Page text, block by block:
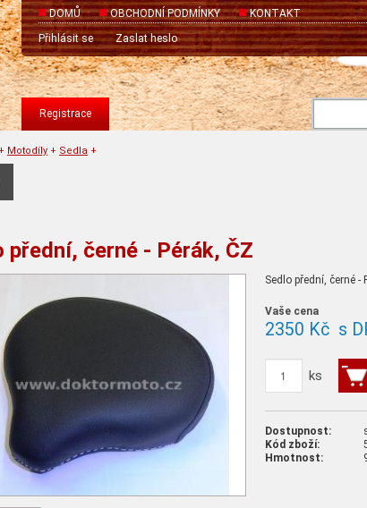
DOMŮ OBCHODNÍ PODMÍNKY
KONTAKT
Přihlásit se
Zaslat heslo
Registrace
Motodíly + Sedla +
přední, černé - Pérák, ČZ
Sedlo přední, černé -
Vaše cena
2350 Kč s
ks
Dostupnost:
Kód zboží:
Hmotnost: